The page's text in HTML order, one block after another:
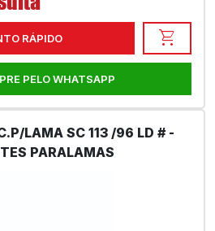
RÁPIDO shopping_cart
PELO WHATSAPP
LAMA SC 113 /96 LD # -
PARALAMAS